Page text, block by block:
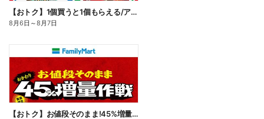
【おトク】1個買うと1個もらえる/アイス
8月6日 ～8月7日
【おトク】お値段そのまま!45%増量作戦!